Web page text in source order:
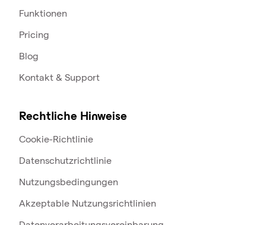
Funktionen
Pricing
Blog
Kontakt & Support
Rechtliche Hinweise
Cookie-Richtlinie
Datenschutzrichtlinie
Nutzungsbedingungen
Akzeptable Nutzungsrichtlinien